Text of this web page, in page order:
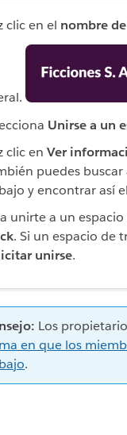
clic en el nombre
Unirse a un
clic en Ver
puedes
y encontrar así
unirte a un
. Si un espacio de
unirse.
Los
en que los
.